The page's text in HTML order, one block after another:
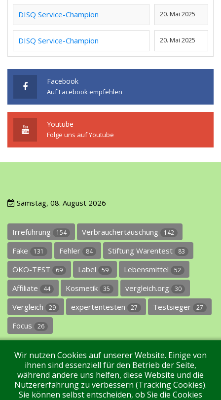
DISQ Service-Champion 20. Mai 2025
DISQ Service-Champion 20. Mai 2025
Facebook
Auf Facebook empfehlen
Youtube
Folge uns auf Youtube
Samstag, 08. August 2026
Irreführung 154 Verbrauchertäuschung 142
Fake 131 Fehler 84 Stiftung Warentest 83
ÖKO-TEST 69 Label 59 Lebensmittel 52
Affiliate 44 Kosmetik 35 vergleich.org 30
Vergleich 29 expertentesten 27 Testsieger 27
Focus 26
Wir nutzen Cookies auf unserer Website. Einige von
ihnen sind essenziell für den Betrieb der Seite,
während andere uns helfen, diese Website und die
Nutzererfahrung zu verbessern (Tracking Cookies).
Sie können selbst entscheiden, ob Sie die Cookies